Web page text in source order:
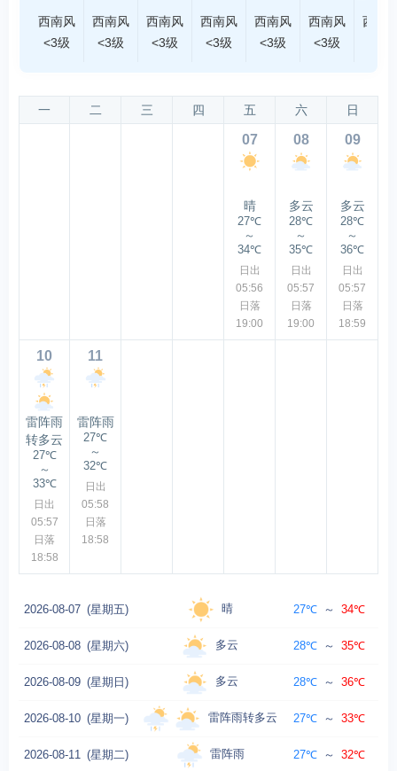
西南风
<3级
西南风
<3级
西南风
<3级
西南风
<3级
西南风
<3级
西南风
<3级
西南
一 二 三 四 五 六 日
07
晴
27℃
～
34℃
日出
05:56
日落
19:00
08
多云
28℃
～
35℃
日出
05:57
日落
19:00
09
多云
28℃
～
36℃
日出
05:57
日落
18:59
10
雷阵雨
转多云
27℃
～
33℃
日出
05:57
日落
18:58
11
雷阵雨
27℃
～
32℃
日出
05:58
日落
18:58
2026-08-07 (星期五) 晴 27℃ ～ 34℃
2026-08-08 (星期六) 多云 28℃ ～ 35℃
2026-08-09 (星期日) 多云 28℃ ～ 36℃
2026-08-10 (星期一) 雷阵雨转多云 27℃ ～ 33℃
2026-08-11 (星期二) 雷阵雨 27℃ ～ 32℃